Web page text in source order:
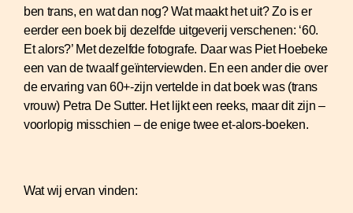
ben trans, en wat dan nog? Wat maakt het uit? Zo is er
eerder een boek bij dezelfde uitgeverij verschenen: ‘60.
Et alors?’ Met dezelfde fotografe. Daar was Piet Hoebeke
een van de twaalf geïnterviewden. En een ander die over
de ervaring van 60+-zijn vertelde in dat boek was (trans
vrouw) Petra De Sutter. Het lijkt een reeks, maar dit zijn –
voorlopig misschien – de enige twee et-alors-boeken.
Wat wij ervan vinden: